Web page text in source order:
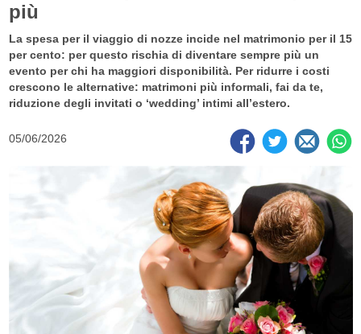
più
La spesa per il viaggio di nozze incide nel matrimonio per il 15
per cento: per questo rischia di diventare sempre più un
evento per chi ha maggiori disponibilità. Per ridurre i costi
crescono le alternative: matrimoni più informali, fai da te,
riduzione degli invitati o ‘wedding’ intimi all’estero.
05/06/2026